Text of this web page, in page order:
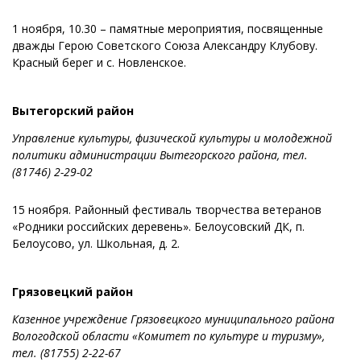
1 ноября, 10.30 – памятные мероприятия, посвященные
дважды Герою Советского Союза Александру Клубову.
Красный берег и с. Новленское.
Вытегорский район
Управление культуры, физической культуры и молодежной
политики администрации Вытегорского района, тел.
(81746) 2-29-02
15 ноября. Районный фестиваль творчества ветеранов
«Родники российских деревень». Белоусовский ДК, п.
Белоусово, ул. Школьная, д. 2.
Грязовецкий район
Казенное учреждение Грязовецкого муниципального района
Вологодской области «Комитет по культуре и туризму»,
тел. (81755) 2-22-67